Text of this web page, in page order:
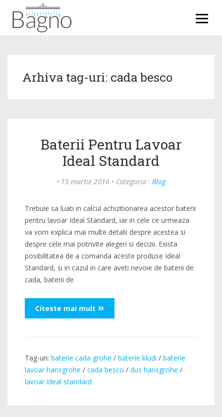
Arhiva tag-uri: cada besco
Baterii Pentru Lavoar
Ideal Standard
• 15 martie 2016 • Categoria : Blog
Trebuie sa luati in calcul achizitionarea acestor baterii
pentru lavoar Ideal Standard, iar in cele ce urmeaza
va vom explica mai multe detalii despre acestea si
despre cele mai potrivite alegeri si decizii. Exista
posibilitatea de a comanda aceste produse Ideal
Standard, si in cazul in care aveti nevoie de baterii de
cada, baterii de
Citeste mai mult
Tag-uri: baterie cada grohe / baterie kludi / baterie
lavoar hansgrohe / cada besco / dus hansgrohe /
lavoar ideal standard